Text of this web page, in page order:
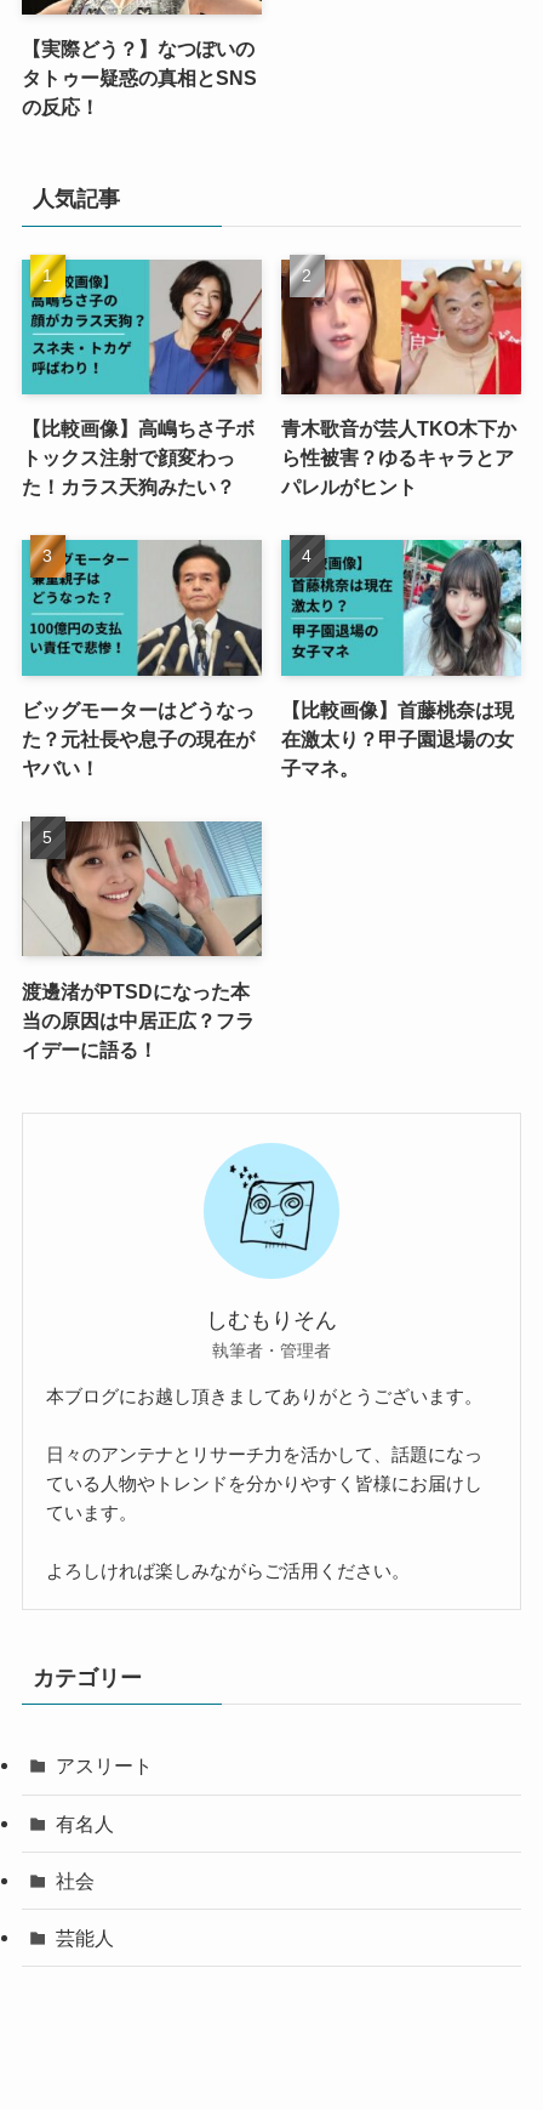
【実際どう？】なつぽいの
タトゥー疑惑の真相とSNS
の反応！
人気記事
【比較画像】高嶋ちさ子ボ
トックス注射で顔変わっ
た！カラス天狗みたい？
青木歌音が芸人TKO木下か
ら性被害？ゆるキャラとア
パレルがヒント
ビッグモーターはどうなっ
た？元社長や息子の現在が
ヤバい！
【比較画像】首藤桃奈は現
在激太り？甲子園退場の女
子マネ。
渡邊渚がPTSDになった本
当の原因は中居正広？フラ
イデーに語る！
しむもりそん
執筆者・管理者
本ブログにお越し頂きましてありがとうございます。
日々のアンテナとリサーチ力を活かして、話題になっ
ている人物やトレンドを分かりやすく皆様にお届けし
ています。
よろしければ楽しみながらご活用ください。
カテゴリー
アスリート
有名人
社会
芸能人